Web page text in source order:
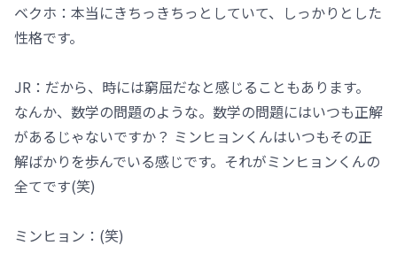
ベクホ：本当にきちっきちっとしていて、しっかりとした
性格です。
JR：だから、時には窮屈だなと感じることもあります。
なんか、数学の問題のような。数学の問題にはいつも正解
があるじゃないですか？ ミンヒョンくんはいつもその正
解ばかりを歩んでいる感じです。それがミンヒョンくんの
全てです(笑)
ミンヒョン：(笑)